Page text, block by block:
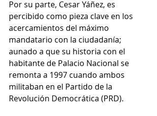
Por su parte, Cesar Yáñez, es
percibido como pieza clave en los
acercamientos del máximo
mandatario con la ciudadanía;
aunado a que su historia con el
habitante de Palacio Nacional se
remonta a 1997 cuando ambos
militaban en el Partido de la
Revolución Democrática (PRD).